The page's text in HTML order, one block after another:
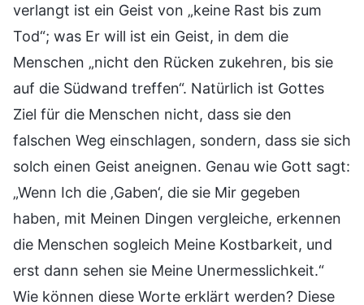
verlangt ist ein Geist von „keine Rast bis zum
Tod“; was Er will ist ein Geist, in dem die
Menschen „nicht den Rücken zukehren, bis sie
auf die Südwand treffen“. Natürlich ist Gottes
Ziel für die Menschen nicht, dass sie den
falschen Weg einschlagen, sondern, dass sie sich
solch einen Geist aneignen. Genau wie Gott sagt:
„Wenn Ich die ‚Gaben‘, die sie Mir gegeben
haben, mit Meinen Dingen vergleiche, erkennen
die Menschen sogleich Meine Kostbarkeit, und
erst dann sehen sie Meine Unermesslichkeit.“
Wie können diese Worte erklärt werden? Diese